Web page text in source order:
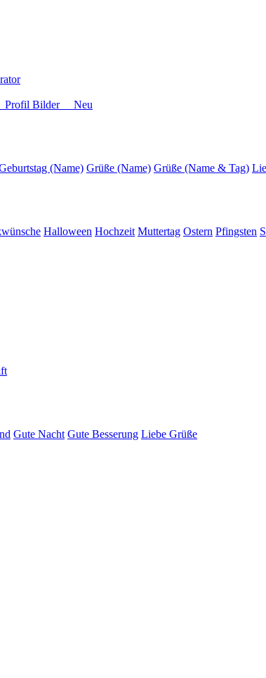
Profil Bilder Neu
(Name) Grüße (Name) Grüße (Name & Tag)
Halloween Hochzeit Muttertag Ostern Pfingsten
Gute Nacht Gute Besserung Liebe Grüße